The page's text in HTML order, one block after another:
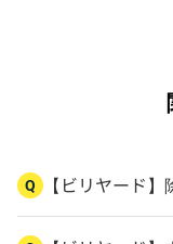
Q 【ビリヤード